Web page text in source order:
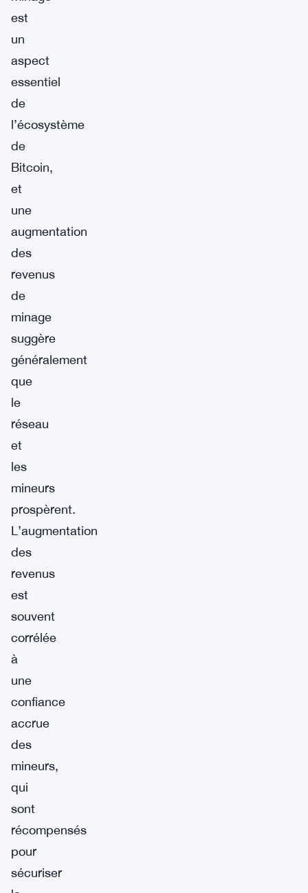
est
un
aspect
essentiel
de
l’écosystème
de
Bitcoin,
et
une
augmentation
des
revenus
de
minage
suggère
généralement
que
le
réseau
et
les
mineurs
prospèrent.
L’augmentation
des
revenus
est
souvent
corrélée
à
une
confiance
accrue
des
mineurs,
qui
sont
récompensés
pour
sécuriser